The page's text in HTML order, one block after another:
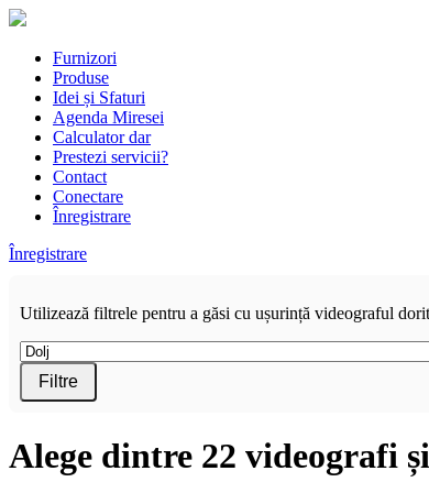
Furnizori
Produse
Idei și Sfaturi
Agenda Miresei
Calculator dar
Prestezi servicii?
Contact
Conectare
Înregistrare
Înregistrare
Utilizează filtrele pentru a găsi cu ușurință videograful dorit
Filtre
Alege dintre 22 videografi